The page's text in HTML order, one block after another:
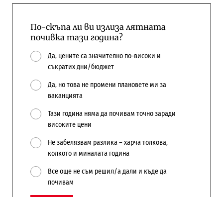
По-скъпа ли ви излиза лятната
почивка тази година?
Да, цените са значително по-високи и
съкратих дни/бюджет
Да, но това не промени плановете ми за
ваканцията
Тази година няма да почивам точно заради
високите цени
Не забелязвам разлика – харча толкова,
колкото и миналата година
Все още не съм решил/а дали и къде да
почивам